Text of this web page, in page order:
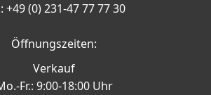
+49 (0) 231-47 77 77 30
Öffnungszeiten:
Verkauf
Fr.: 9:00-18:00 Uhr